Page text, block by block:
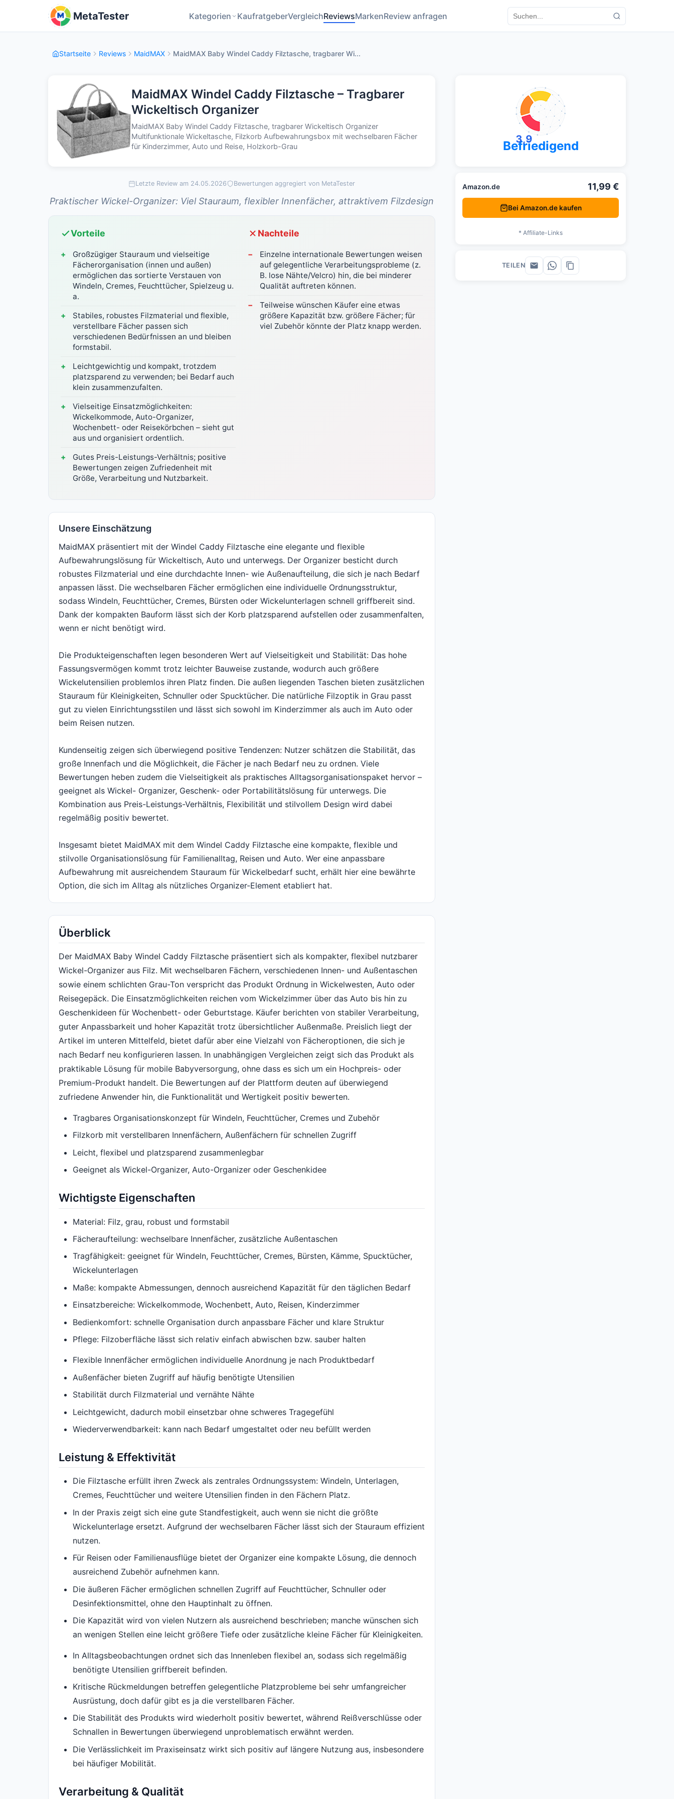
MetaTester Kategorien KaufratgeberVergleichReviewsMarkenReview anfragen
Startseite Reviews MaidMAX MaidMAX Baby Windel Caddy Filztasche, tragbarer Wi...
MaidMAX Windel Caddy Filztasche – Tragbarer
Wickeltisch Organizer
MaidMAX Baby Windel Caddy Filztasche, tragbarer Wickeltisch Organizer
Multifunktionale Wickeltasche, Filzkorb Aufbewahrungsbox mit wechselbaren Fächer
für Kinderzimmer, Auto und Reise, Holzkorb-Grau
Letzte Review am 24.05.2026 Bewertungen aggregiert von MetaTester
Praktischer Wickel-Organizer: Viel Stauraum, flexibler Innenfächer, attraktivem Filzdesign
Vorteile
Großzügiger Stauraum und vielseitige
Fächerorganisation (innen und außen)
ermöglichen das sortierte Verstauen von
Windeln, Cremes, Feuchttücher, Spielzeug u.
a.
Stabiles, robustes Filzmaterial und flexible,
verstellbare Fächer passen sich
verschiedenen Bedürfnissen an und bleiben
formstabil.
Leichtgewichtig und kompakt, trotzdem
platzsparend zu verwenden; bei Bedarf auch
klein zusammenzufalten.
Vielseitige Einsatzmöglichkeiten:
Wickelkommode, Auto-Organizer,
Wochenbett- oder Reisekörbchen – sieht gut
aus und organisiert ordentlich.
Gutes Preis-Leistungs-Verhältnis; positive
Bewertungen zeigen Zufriedenheit mit
Größe, Verarbeitung und Nutzbarkeit.
Nachteile
Einzelne internationale Bewertungen weisen
auf gelegentliche Verarbeitungsprobleme (z.
B. lose Nähte/Velcro) hin, die bei minderer
Qualität auftreten können.
Teilweise wünschen Käufer eine etwas
größere Kapazität bzw. größere Fächer; für
viel Zubehör könnte der Platz knapp werden.
Unsere Einschätzung
MaidMAX präsentiert mit der Windel Caddy Filztasche eine elegante und flexible
Aufbewahrungslösung für Wickeltisch, Auto und unterwegs. Der Organizer besticht durch
robustes Filzmaterial und eine durchdachte Innen- wie Außenaufteilung, die sich je nach Bedarf
anpassen lässt. Die wechselbaren Fächer ermöglichen eine individuelle Ordnungsstruktur,
sodass Windeln, Feuchttücher, Cremes, Bürsten oder Wickelunterlagen schnell griffbereit sind.
Dank der kompakten Bauform lässt sich der Korb platzsparend aufstellen oder zusammenfalten,
wenn er nicht benötigt wird.
Die Produkteigenschaften legen besonderen Wert auf Vielseitigkeit und Stabilität: Das hohe
Fassungsvermögen kommt trotz leichter Bauweise zustande, wodurch auch größere
Wickelutensilien problemlos ihren Platz finden. Die außen liegenden Taschen bieten zusätzlichen
Stauraum für Kleinigkeiten, Schnuller oder Spucktücher. Die natürliche Filzoptik in Grau passt
gut zu vielen Einrichtungsstilen und lässt sich sowohl im Kinderzimmer als auch im Auto oder
beim Reisen nutzen.
Kundenseitig zeigen sich überwiegend positive Tendenzen: Nutzer schätzen die Stabilität, das
große Innenfach und die Möglichkeit, die Fächer je nach Bedarf neu zu ordnen. Viele
Bewertungen heben zudem die Vielseitigkeit als praktisches Alltagsorganisationspaket hervor –
geeignet als Wickel- Organizer, Geschenk- oder Portabilitätslösung für unterwegs. Die
Kombination aus Preis-Leistungs-Verhältnis, Flexibilität und stilvollem Design wird dabei
regelmäßig positiv bewertet.
Insgesamt bietet MaidMAX mit dem Windel Caddy Filztasche eine kompakte, flexible und
stilvolle Organisationslösung für Familienalltag, Reisen und Auto. Wer eine anpassbare
Aufbewahrung mit ausreichendem Stauraum für Wickelbedarf sucht, erhält hier eine bewährte
Option, die sich im Alltag als nützliches Organizer-Element etabliert hat.
Überblick
Der MaidMAX Baby Windel Caddy Filztasche präsentiert sich als kompakter, flexibel nutzbarer
Wickel-Organizer aus Filz. Mit wechselbaren Fächern, verschiedenen Innen- und Außentaschen
sowie einem schlichten Grau-Ton verspricht das Produkt Ordnung in Wickelwesten, Auto oder
Reisegepäck. Die Einsatzmöglichkeiten reichen vom Wickelzimmer über das Auto bis hin zu
Geschenkideen für Wochenbett- oder Geburtstage. Käufer berichten von stabiler Verarbeitung,
guter Anpassbarkeit und hoher Kapazität trotz übersichtlicher Außenmaße. Preislich liegt der
Artikel im unteren Mittelfeld, bietet dafür aber eine Vielzahl von Fächeroptionen, die sich je
nach Bedarf neu konfigurieren lassen. In unabhängigen Vergleichen zeigt sich das Produkt als
praktikable Lösung für mobile Babyversorgung, ohne dass es sich um ein Hochpreis- oder
Premium-Produkt handelt. Die Bewertungen auf der Plattform deuten auf überwiegend
zufriedene Anwender hin, die Funktionalität und Wertigkeit positiv bewerten.
Tragbares Organisationskonzept für Windeln, Feuchttücher, Cremes und Zubehör
Filzkorb mit verstellbaren Innenfächern, Außenfächern für schnellen Zugriff
Leicht, flexibel und platzsparend zusammenlegbar
Geeignet als Wickel-Organizer, Auto-Organizer oder Geschenkidee
Wichtigste Eigenschaften
Material: Filz, grau, robust und formstabil
Fächeraufteilung: wechselbare Innenfächer, zusätzliche Außentaschen
Tragfähigkeit: geeignet für Windeln, Feuchttücher, Cremes, Bürsten, Kämme, Spucktücher,
Wickelunterlagen
Maße: kompakte Abmessungen, dennoch ausreichend Kapazität für den täglichen Bedarf
Einsatzbereiche: Wickelkommode, Wochenbett, Auto, Reisen, Kinderzimmer
Bedienkomfort: schnelle Organisation durch anpassbare Fächer und klare Struktur
Pflege: Filzoberfläche lässt sich relativ einfach abwischen bzw. sauber halten
Flexible Innenfächer ermöglichen individuelle Anordnung je nach Produktbedarf
Außenfächer bieten Zugriff auf häufig benötigte Utensilien
Stabilität durch Filzmaterial und vernähte Nähte
Leichtgewicht, dadurch mobil einsetzbar ohne schweres Tragegefühl
Wiederverwendbarkeit: kann nach Bedarf umgestaltet oder neu befüllt werden
Leistung & Effektivität
Die Filztasche erfüllt ihren Zweck als zentrales Ordnungssystem: Windeln, Unterlagen,
Cremes, Feuchttücher und weitere Utensilien finden in den Fächern Platz.
In der Praxis zeigt sich eine gute Standfestigkeit, auch wenn sie nicht die größte
Wickelunterlage ersetzt. Aufgrund der wechselbaren Fächer lässt sich der Stauraum effizient
nutzen.
Für Reisen oder Familienausflüge bietet der Organizer eine kompakte Lösung, die dennoch
ausreichend Zubehör aufnehmen kann.
Die äußeren Fächer ermöglichen schnellen Zugriff auf Feuchttücher, Schnuller oder
Desinfektionsmittel, ohne den Hauptinhalt zu öffnen.
Die Kapazität wird von vielen Nutzern als ausreichend beschrieben; manche wünschen sich
an wenigen Stellen eine leicht größere Tiefe oder zusätzliche kleine Fächer für Kleinigkeiten.
In Alltagsbeobachtungen ordnet sich das Innenleben flexibel an, sodass sich regelmäßig
benötigte Utensilien griffbereit befinden.
Kritische Rückmeldungen betreffen gelegentliche Platzprobleme bei sehr umfangreicher
Ausrüstung, doch dafür gibt es ja die verstellbaren Fächer.
Die Stabilität des Produkts wird wiederholt positiv bewertet, während Reißverschlüsse oder
Schnallen in Bewertungen überwiegend unproblematisch erwähnt werden.
Die Verlässlichkeit im Praxiseinsatz wirkt sich positiv auf längere Nutzung aus, insbesondere
bei häufiger Mobilität.
Verarbeitung & Qualität
3,9
Befriedigend
Amazon.de 11,99 €
Bei Amazon.de kaufen
* Affiliate-Links
TEILEN